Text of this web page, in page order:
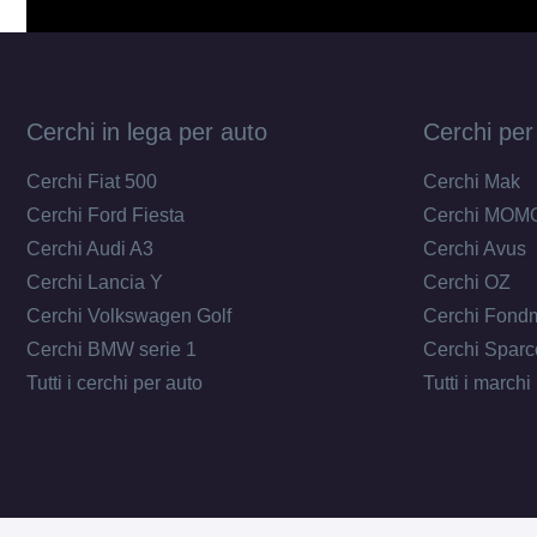
Cerchi in lega per auto
Cerchi Fiat 500
Cerchi Ford Fiesta
Cerchi Audi A3
Cerchi Lancia Y
Cerchi Volkswagen Golf
Cerchi BMW serie 1
Tutti i cerchi per auto
Cerchi
Cerchi Mak
Cerchi
Cerchi Avus
Cerchi OZ
Cerchi
Cerchi
Tutti i marchi